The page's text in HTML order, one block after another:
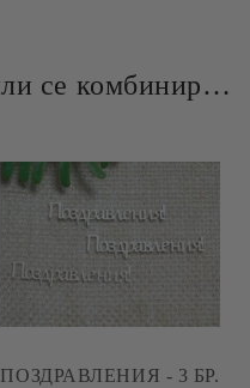
Продукта е подобен или се комбинира добре и със следните продукти :
ПОЗДРАВЛЕНИЯ - 3 БР.